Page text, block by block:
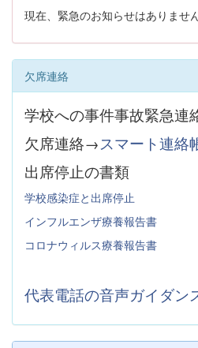
現在、緊急のお知らせはありません
欠席連絡
学校への事件事故緊急連
欠席連絡→スマート連絡
出席停止の書類
学校感染症と出席停止
インフルエンザ療養報告書
コロナウィルス療養報告書
代表電話の音声ガイダン